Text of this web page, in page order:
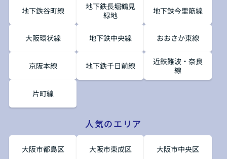
地下鉄谷町線
地下鉄長堀鶴見
緑地
地下鉄今里筋線
大阪環状線 地下鉄中央線 おおさか東線
京阪本線 地下鉄千日前線
近鉄難波・奈良
線
片町線
人気のエリア
大阪市都島区 大阪市東成区 大阪市中央区